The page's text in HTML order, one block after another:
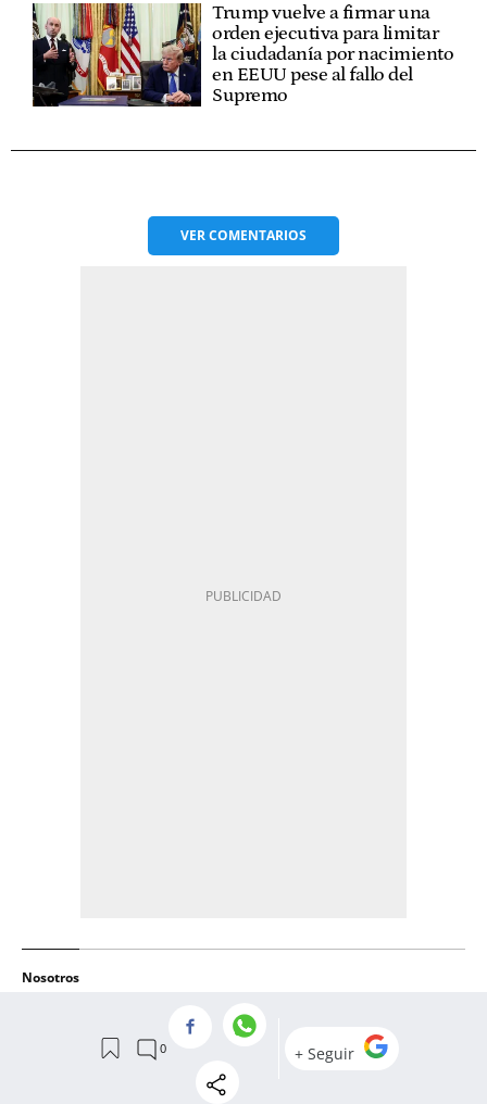
Trump vuelve a firmar una
orden ejecutiva para limitar
la ciudadanía por nacimiento
en EEUU pese al fallo del
Supremo
VERCOMENTARIOS
Nosotros
APP ANDROID